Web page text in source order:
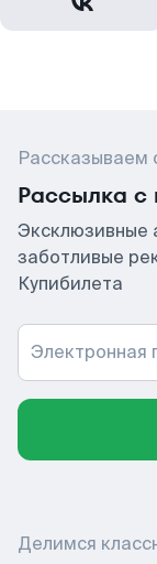
Рассказываем
Рассылка с
Эксклюзивные
заботливые
Купибилета
Электронная
Делимся